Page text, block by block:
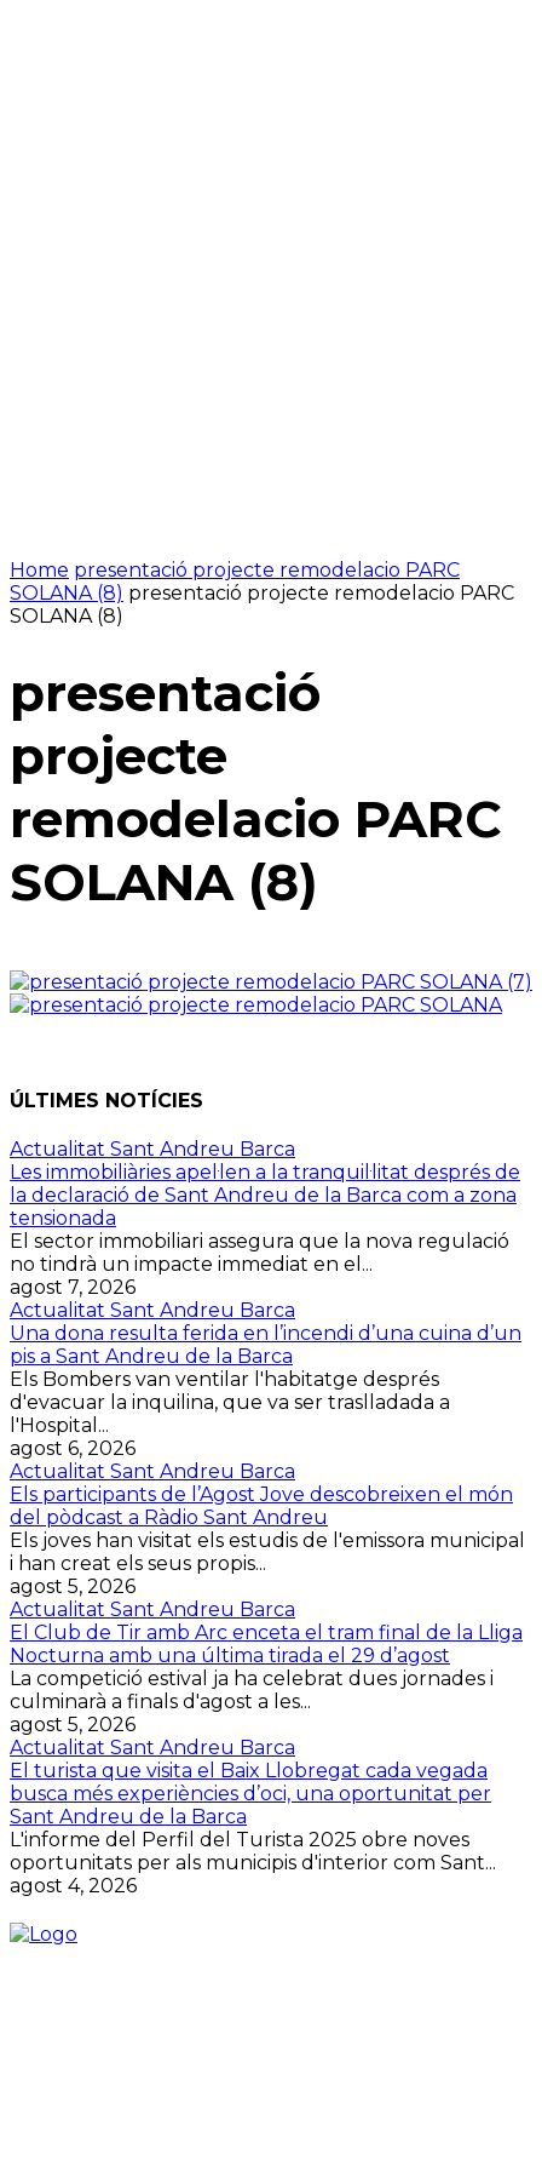
Home presentació projecte remodelacio PARC
SOLANA (8) presentació projecte remodelacio PARC
SOLANA (8)
presentació
projecte
remodelacio PARC
SOLANA (8)
ÚLTIMES NOTÍCIES
Actualitat Sant Andreu Barca
Les immobiliàries apel·len a la tranquil·litat després de
la declaració de Sant Andreu de la Barca com a zona
tensionada
El sector immobiliari assegura que la nova regulació
no tindrà un impacte immediat en el...
agost 7, 2026
Actualitat Sant Andreu Barca
Una dona resulta ferida en l’incendi d’una cuina d’un
pis a Sant Andreu de la Barca
Els Bombers van ventilar l'habitatge després
d'evacuar la inquilina, que va ser traslladada a
l'Hospital...
agost 6, 2026
Actualitat Sant Andreu Barca
Els participants de l’Agost Jove descobreixen el món
del pòdcast a Ràdio Sant Andreu
Els joves han visitat els estudis de l'emissora municipal
i han creat els seus propis...
agost 5, 2026
Actualitat Sant Andreu Barca
El Club de Tir amb Arc enceta el tram final de la Lliga
Nocturna amb una última tirada el 29 d’agost
La competició estival ja ha celebrat dues jornades i
culminarà a finals d'agost a les...
agost 5, 2026
Actualitat Sant Andreu Barca
El turista que visita el Baix Llobregat cada vegada
busca més experiències d’oci, una oportunitat per
Sant Andreu de la Barca
L'informe del Perfil del Turista 2025 obre noves
oportunitats per als municipis d'interior com Sant...
agost 4, 2026